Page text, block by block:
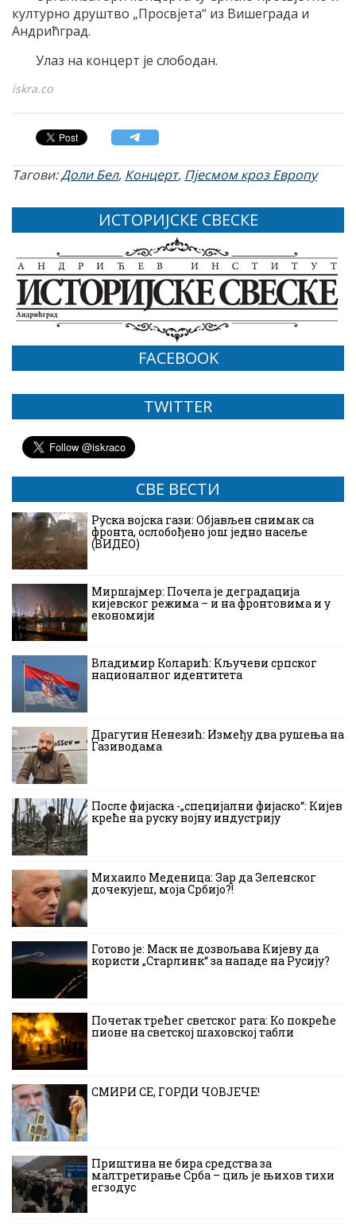
културно друштво „Просвјета“ из Вишеграда и
Андрићград.
Улаз на концерт је слободан.
iskra.co
Тагови:Доли Бел, Концерт, Пјесмом кроз Европу
ИСТОРИЈСКЕ СВЕСКЕ
FACEBOOK
TWITTER
СВЕ ВЕСТИ
Руска војска гази: Објављен снимак са
фронта, ослобођено још једно насеље
(ВИДЕО)
Миршајмер: Почела је деградација
кијевског режима – и на фронтовима и у
економији
Владимир Коларић: Кључеви српског
националног идентитета
Драгутин Ненезић: Између два рушења на
Газиводама
После фијаска -„специјални фијаско“: Кијев
креће на руску војну индустрију
Михаило Меденица: Зар да Зеленског
дочекујеш, моја Србијо?!
Готово је: Маск не дозвољава Кијеву да
користи „Старлинк“ за нападе на Русију?
Почетак трећег светског рата: Ко покреће
пионе на светској шаховској табли
СМИРИ СЕ, ГОРДИ ЧОВЈЕЧЕ!
Приштина не бира средства за
малтретирање Срба – циљ је њихов тихи
егзодус